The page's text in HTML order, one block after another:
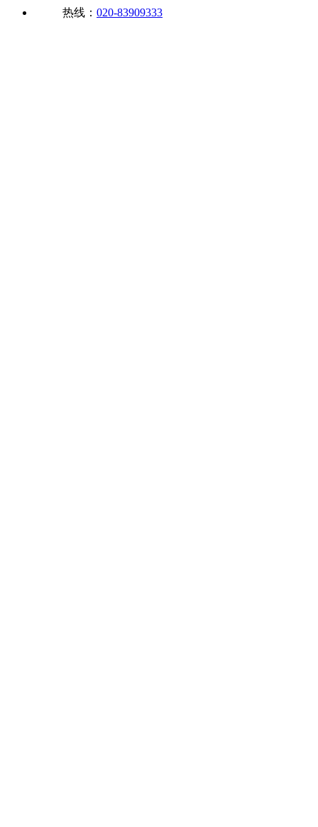
热线： 020-83909333